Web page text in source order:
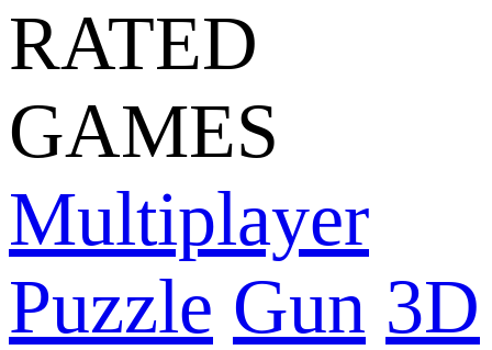
RATED
GAMES
Multiplayer
Puzzle Gun 3D